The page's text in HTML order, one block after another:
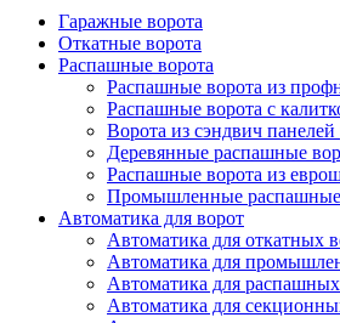
Гаражные ворота
Откатные ворота
Распашные ворота
Распашные ворота из
Распашные ворота с
Ворота из сэндвич
Деревянные распашные
Распашные ворота из
Промышленные распашные
Автоматика для ворот
Автоматика для откатных
Автоматика для
Автоматика для
Автоматика для